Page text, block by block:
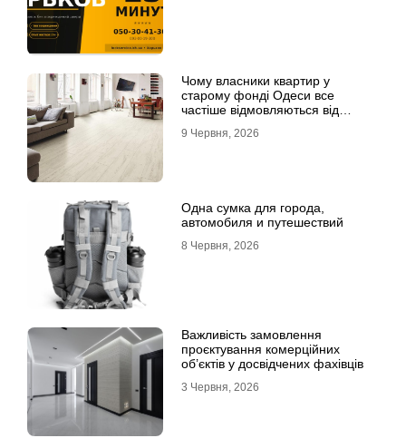
Чому власники квартир у
старому фонді Одеси все
частіше відмовляються від
9 Червня, 2026
Одна сумка для города,
автомобиля и путешествий
8 Червня, 2026
Важливість замовлення
проєктування комерційних
об’єктів у досвідчених фахівців
3 Червня, 2026